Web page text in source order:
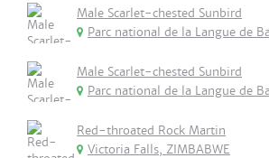
Male Scarlet-chested Sunbird
Parc national de la Langue de
Male Scarlet-chested Sunbird
Parc national de la Langue de
Red-throated Rock Martin
Victoria Falls, ZIMBABWE